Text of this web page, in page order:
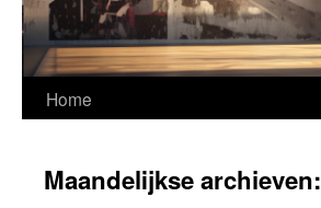
Home
Maandelijkse archieven: